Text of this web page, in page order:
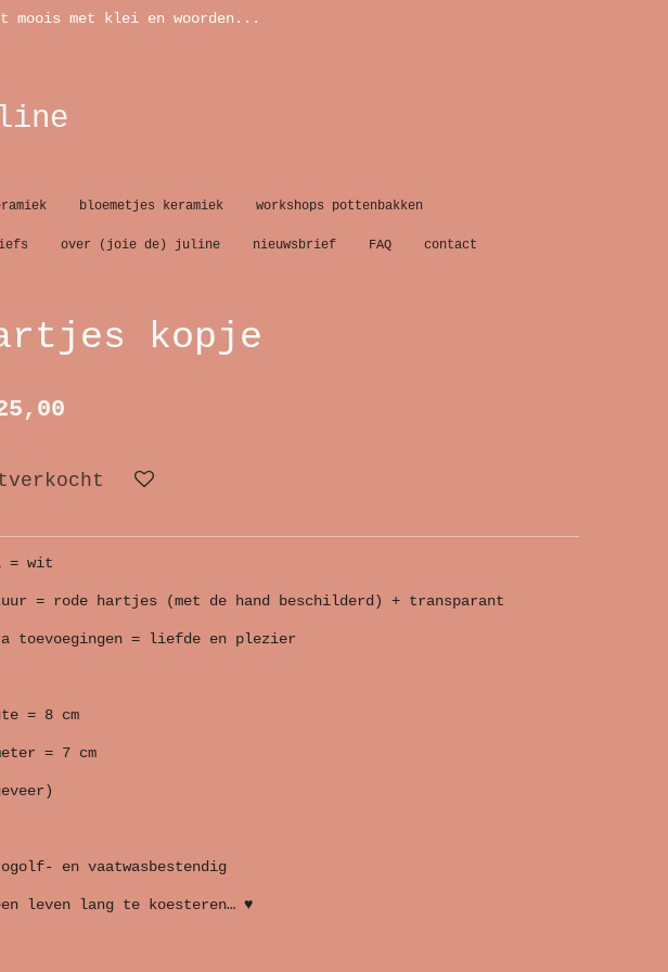
moois met klei en woorden...
bloemetjes keramiek workshops pottenbakken
over (joie de) juline nieuwsbrief FAQ contact
kopje
= wit
= rode hartjes (met de hand beschilderd) + transparant
toevoegingen = liefde en plezier
= 8 cm
= 7 cm
en vaatwasbestendig
leven lang te koesteren… ♥